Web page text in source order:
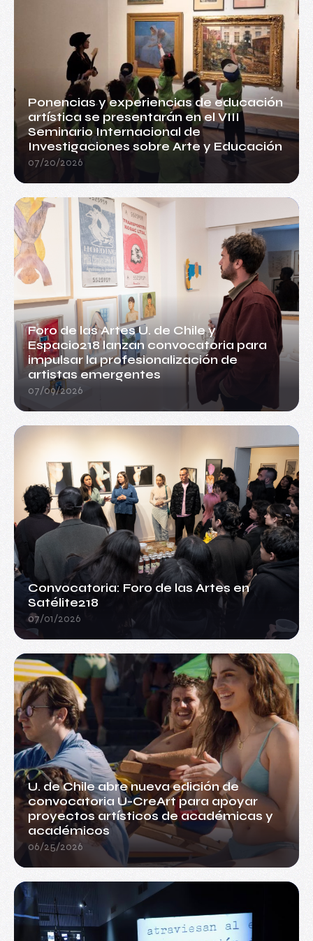
Ponencias y experiencias de educación
artística se presentarán en el VIII
Seminario Internacional de
Investigaciones sobre Arte y Educación
07/20/2026
Foro de las Artes U. de Chile y
Espacio218 lanzan convocatoria para
impulsar la profesionalización de
artistas emergentes
07/09/2026
Convocatoria: Foro de las Artes en
Satélite218
07/01/2026
U. de Chile abre nueva edición de
convocatoria U-CreArt para apoyar
proyectos artísticos de académicas y
académicos
06/25/2026